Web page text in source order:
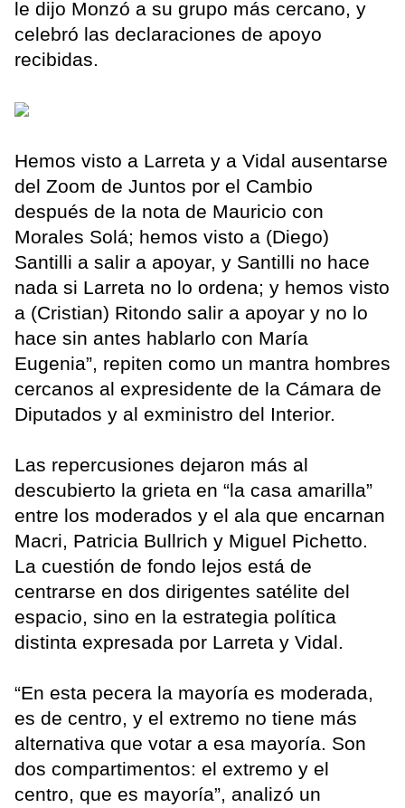
le dijo Monzó a su grupo más cercano, y
celebró las declaraciones de apoyo
recibidas.
Hemos visto a Larreta y a Vidal ausentarse
del Zoom de Juntos por el Cambio
después de la nota de Mauricio con
Morales Solá; hemos visto a (Diego)
Santilli a salir a apoyar, y Santilli no hace
nada si Larreta no lo ordena; y hemos visto
a (Cristian) Ritondo salir a apoyar y no lo
hace sin antes hablarlo con María
Eugenia”, repiten como un mantra hombres
cercanos al expresidente de la Cámara de
Diputados y al exministro del Interior.
Las repercusiones dejaron más al
descubierto la grieta en “la casa amarilla”
entre los moderados y el ala que encarnan
Macri, Patricia Bullrich y Miguel Pichetto.
La cuestión de fondo lejos está de
centrarse en dos dirigentes satélite del
espacio, sino en la estrategia política
distinta expresada por Larreta y Vidal.
“En esta pecera la mayoría es moderada,
es de centro, y el extremo no tiene más
alternativa que votar a esa mayoría. Son
dos compartimentos: el extremo y el
centro, que es mayoría”, analizó un